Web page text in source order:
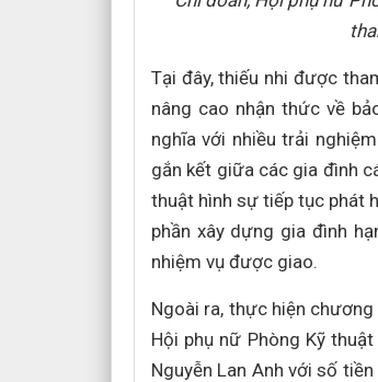
Tại đây, thiếu nhi được
nâng cao nhận thức về
nghĩa với nhiều trải
gắn kết giữa các gia đình
thuật hình sự tiếp tục phát
phần xây dựng gia đình
nhiệm vụ được giao.
Ngoài ra, thực hiện
Hội phụ nữ Phòng Kỹ
Nguyễn Lan Anh với số